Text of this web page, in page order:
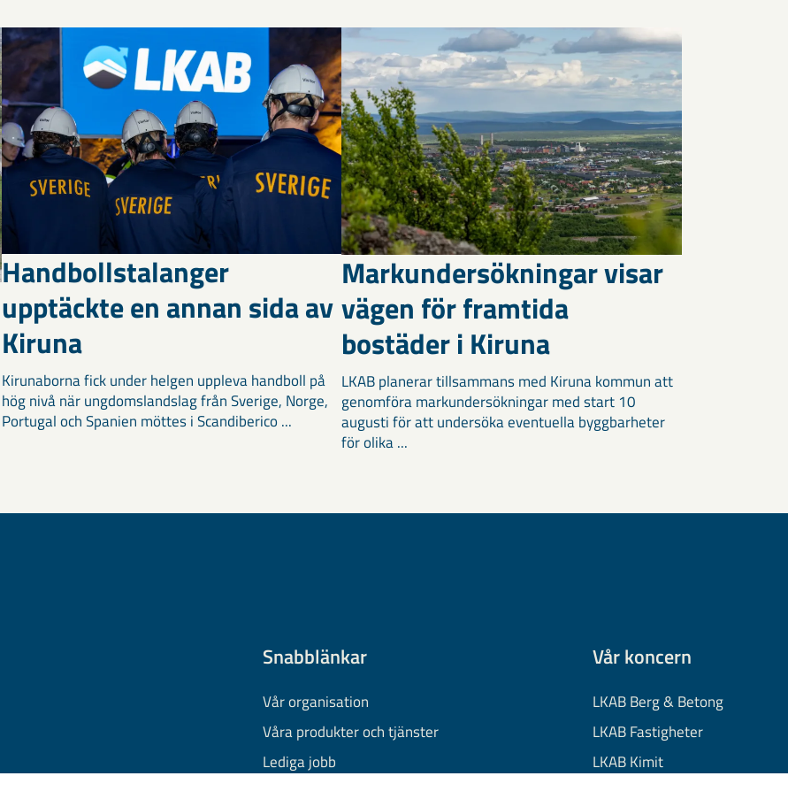
Handbollstalanger
upptäckte en annan sida av
Kiruna
Kirunaborna fick under helgen uppleva handboll på
hög nivå när ungdomslandslag från Sverige, Norge,
Portugal och Spanien möttes i Scandiberico ...
Markundersökningar visar
vägen för framtida
bostäder i Kiruna
LKAB planerar tillsammans med Kiruna kommun att
genomföra markundersökningar med start 10
augusti för att undersöka eventuella byggbarheter
för olika ...
Snabblänkar
Vår organisation
Våra produkter och tjänster
Lediga jobb
Vår koncern
LKAB Berg & Betong
LKAB Fastigheter
LKAB Kimit